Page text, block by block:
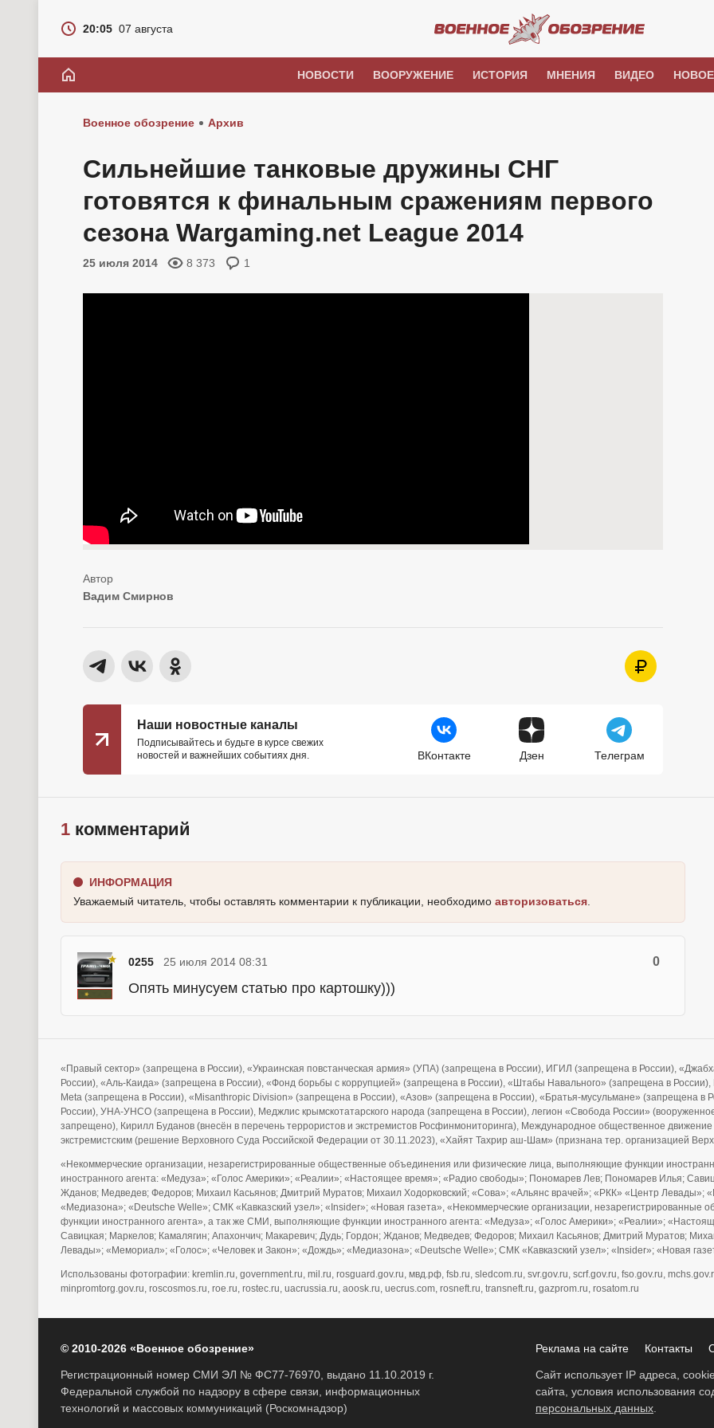
20:05 07 августа
НОВОСТИ ВООРУЖЕНИЕ ИСТОРИЯ МНЕНИЯ ВИДЕО
Военное обозрение Архив
Сильнейшие танковые дружины СНГ
готовятся к финальным сражениям первого
сезона Wargaming.net League 2014
25 июля 2014 8 373 1
Вадим Смирнов
Наши новостные каналы
Подписывайтесь и будьте в курсе свежих
новостей и важнейших событиях дня.
ВКонтакте Дзен Телеграм
1 комментарий
ИНФОРМАЦИЯ
Уважаемый читатель, чтобы оставлять комментарии к публикации, необходимо авторизоваться
0255 0
25 июля 2014 08:31
Опять минусуем статью про картошку)))
«Правый сектор» (запрещена в России), «Украинская повстанческая армия» (УПА) (запрещена в России), ИГИЛ (запрещена в России),
России), «Аль-Каида» (запрещена в России), «Фонд борьбы с коррупцией» (запрещена в России), «Штабы Навального» (запрещена в
Meta (запрещена в России), «Misanthropic Division» (запрещена в России), «Азов» (запрещена в России), «Братья-мусульмане» (запрещена
России), УНА-УНСО (запрещена в России), Меджлис крымскотатарского народа (запрещена в России), легион «Свобода России»
запрещено), Кирилл Буданов (внесён в перечень террористов и экстремистов Росфинмониторинга), Международное общественное
экстремистским (решение Верховного Суда Российской Федерации от 30.11.2023), «Хайят Тахрир аш-Шам» (признана тер. организацией
«Некоммерческие организации, незарегистрированные общественные объединения или физические лица, выполняющие функции
иностранного агента: «Медуза»; «Голос Америки»; «Реалии»; «Настоящее время»; «Радио свободы»; Пономарев Лев; Пономарев Илья;
Жданов; Медведев; Федоров; Михаил Касьянов; Дмитрий Муратов; Михаил Ходорковский; «Сова»; «Альянс врачей»; «РКК» «Центр Левады»;
«Медиазона»; «Deutsche Welle»; СМК «Кавказский узел»; «Insider»; «Новая газета», «Некоммерческие организации,
функции иностранного агента», а так же СМИ, выполняющие функции иностранного агента: «Медуза»; «Голос Америки»; «Реалии»;
Савицкая; Маркелов; Камалягин; Апахончич; Макаревич; Дудь; Гордон; Жданов; Медведев; Федоров; Михаил Касьянов; Дмитрий Муратов;
Левады»; «Мемориал»; «Голос»; «Человек и Закон»; «Дождь»; «Медиазона»; «Deutsche Welle»; СМК «Кавказский узел»; «Insider»; «Новая
Использованы фотографии: kremlin.ru, government.ru, mil.ru, rosguard.gov.ru, мвд.рф, fsb.ru, sledcom.ru, svr.gov.ru, scrf.gov.ru, fso.gov.ru,
minpromtorg.gov.ru, roscosmos.ru, roe.ru, rostec.ru, uacrussia.ru, aoosk.ru, uecrus.com, rosneft.ru, transneft.ru, gazprom.ru, rosatom.ru
© 2010-2026 «Военное обозрение»
Регистрационный номер СМИ ЭЛ № ФС77-76970, выдано 11.10.2019 г.
Федеральной службой по надзору в сфере связи, информационных
технологий и массовых коммуникаций (Роскомнадзор)
Реклама на сайте Контакты
Сайт использует IP адреса,
сайта, условия использования
персональных данных